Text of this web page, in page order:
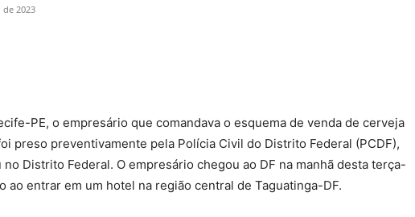
2023
PE, o empresário que comandava o esquema de venda de cerveja
preso preventivamente pela Polícia Civil do Distrito Federal (PCDF),
Distrito Federal. O empresário chegou ao DF na manhã desta terça-
ao entrar em um hotel na região central de Taguatinga-DF.